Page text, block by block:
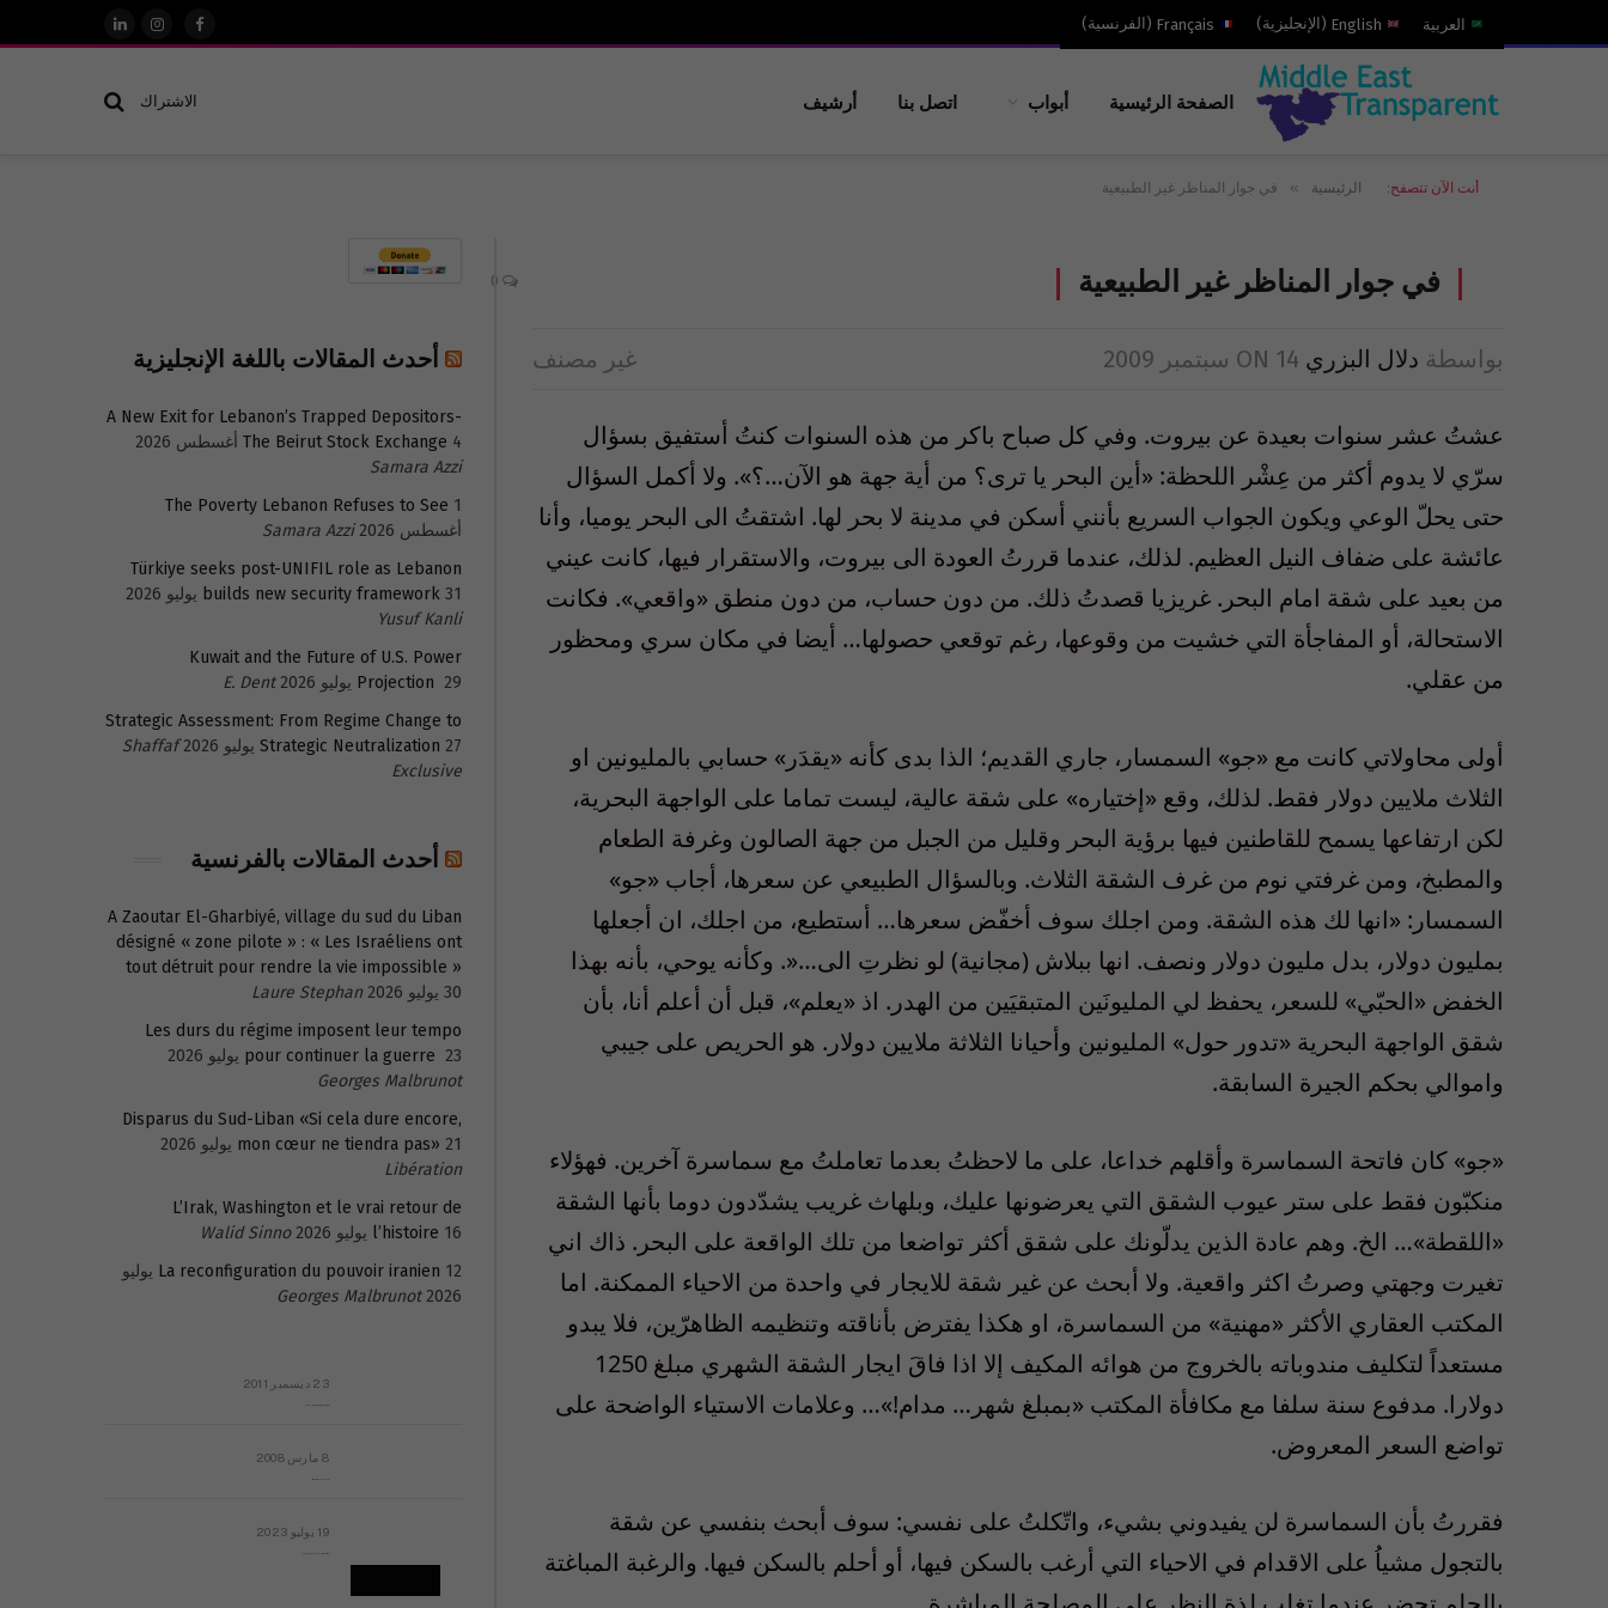
العربية English
( الإنجليزية)
Français
( الفرنسية)
فيسبوكالانستغرام
لينكدإن
الصفحة الرئيسية أبواب اتصل بنا أرشيف الاشتراك
أنت الآن تتصفح: الرئيسية » في جوار المناظر غير الطبيعية
في جوار المناظر غير الطبيعية
بواسطة دلال البزري ON 14 سبتمبر 2009 غير مصنف
عشتُ عشر سنوات بعيدة عن بيروت. وفي كل صباح باكر من هذه السنوات كنتُ أستفيق بسؤال
سرّي لا يدوم أكثر من عِشْر اللحظة: «أين البحر يا ترى؟ من أية جهة هو الآن…؟». ولا أكمل السؤال
حتى يحلّ الوعي ويكون الجواب السريع بأنني أسكن في مدينة لا بحر لها. اشتقتُ الى البحر يوميا، وأنا
عائشة على ضفاف النيل العظيم. لذلك، عندما قررتُ العودة الى بيروت، والاستقرار فيها، كانت عيني
من بعيد على شقة امام البحر. غريزيا قصدتُ ذلك. من دون حساب، من دون منطق «واقعي». فكانت
الاستحالة، أو المفاجأة التي خشيت من وقوعها، رغم توقعي حصولها… أيضا في مكان سري ومحظور
من عقلي.
أولى محاولاتي كانت مع «جو» السمسار، جاري القديم؛ الذا بدى كأنه «يقدَر» حسابي بالمليونين او
الثلاث ملايين دولار فقط. لذلك، وقع «إختياره» على شقة عالية، ليست تماما على الواجهة البحرية،
لكن ارتفاعها يسمح للقاطنين فيها برؤية البحر وقليل من الجبل من جهة الصالون وغرفة الطعام
والمطبخ، ومن غرفتي نوم من غرف الشقة الثلاث. وبالسؤال الطبيعي عن سعرها، أجاب «جو»
السمسار: «انها لك هذه الشقة. ومن اجلك سوف أخفّض سعرها… أستطيع، من اجلك، ان أجعلها
بمليون دولار، بدل مليون دولار ونصف. انها ببلاش (مجانية) لو نظرتِ الى…«. وكأنه يوحي، بأنه بهذا
الخفض «الحبّي» للسعر، يحفظ لي المليونَين المتبقيَين من الهدر. اذ «يعلم»، قبل أن أعلم أنا، بأن
شقق الواجهة البحرية «تدور حول» المليونين وأحيانا الثلاثة ملايين دولار. هو الحريص على جيبي
واموالي بحكم الجيرة السابقة.
«جو» كان فاتحة السماسرة وأقلهم خداعا، على ما لاحظتُ بعدما تعاملتُ مع سماسرة آخرين. فهؤلاء
منكبّون فقط على ستر عيوب الشقق التي يعرضونها عليك، وبلهاث غريب يشدّدون دوما بأنها الشقة
«اللقطة»… الخ. وهم عادة الذين يدلّونك على شقق أكثر تواضعا من تلك الواقعة على البحر. ذاك اني
تغيرت وجهتي وصرتُ اكثر واقعية. ولا أبحث عن غير شقة للايجار في واحدة من الاحياء الممكنة. اما
المكتب العقاري الأكثر «مهنية» من السماسرة، او هكذا يفترض بأناقته وتنظيمه الظاهرّين، فلا يبدو
مستعداً لتكليف مندوباته بالخروج من هوائه المكيف إلا اذا فاقَ ايجار الشقة الشهري مبلغ 1250
دولارا. مدفوع سنة سلفا مع مكافأة المكتب «بمبلغ شهر… مدام!»… وعلامات الاستياء الواضحة على
تواضع السعر المعروض.
فقررتُ بأن السماسرة لن يفيدوني بشيء، واتّكلتُ على نفسي: سوف أبحث بنفسي عن شقة
بالتجول مشياُ على الاقدام في الاحياء التي أرغب بالسكن فيها، أو أحلم بالسكن فيها. والرغبة المباغتة
أحدث المقالات باللغة الإنجليزية
A New Exit for Lebanon’s Trapped Depositors-
The Beirut Stock Exchange 4 أغسطس 2026
Samara Azzi
The Poverty Lebanon Refuses to See 1
أغسطس 2026
Samara Azzi
Türkiye seeks post-UNIFIL role as Lebanon
builds new security framework 31 يوليو 2026
Yusuf Kanli
Kuwait and the Future of U.S. Power
Projection 29 يوليو 2026
E. Dent
Strategic Assessment: From Regime Change to
Strategic Neutralization 27 يوليو 2026
Shaffaf
Exclusive
أحدث المقالات بالفرنسية
A Zaoutar El-Gharbiyé, village du sud du Liban
désigné « zone pilote » : « Les Israéliens ont
tout détruit pour rendre la vie impossible »
30 يوليو 2026
Laure Stephan
Les durs du régime imposent leur tempo
pour continuer la guerre 23 يوليو 2026
Georges Malbrunot
Disparus du Sud-Liban «Si cela dure encore,
mon cœur ne tiendra pas» 21 يوليو 2026
Libération
L’Irak, Washington et le vrai retour de
l’histoire 16 يوليو 2026
Walid Sinno
La reconfiguration du pouvoir iranien 12 يوليو
2026
Georges Malbrunot
23 ديسمبر 2011
8 مارس 2008
19 يوليو 2023